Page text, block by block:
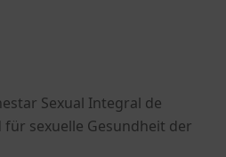
Sexual Integral de
für sexuelle Gesundheit der